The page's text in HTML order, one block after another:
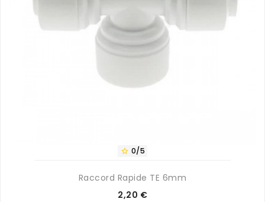
 0/5
Raccord Rapide TE 6mm
Prix
2,20 €